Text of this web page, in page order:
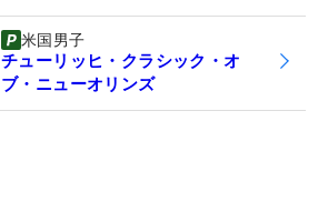
米国男子
チューリッヒ・クラシック・オ
ブ・ニューオリンズ